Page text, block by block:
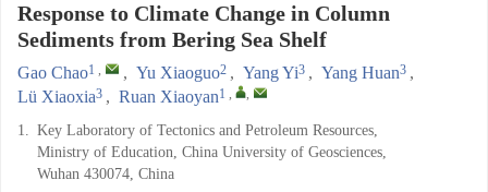
Response to Climate Change in Column
Sediments from Bering Sea Shelf
Gao Chao1 , , Yu Xiaoguo2 , Yang Yi3 , Yang Huan3 ,
Lü Xiaoxia3 , Ruan Xiaoyan1 , ,
1. Key Laboratory of Tectonics and Petroleum Resources,
Ministry of Education, China University of Geosciences,
Wuhan 430074, China